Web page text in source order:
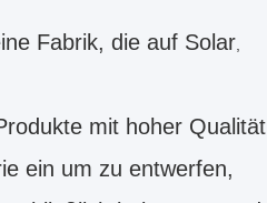
Fabrik, die auf Solar
mit hoher Qualität
ein um zu entwerfen,